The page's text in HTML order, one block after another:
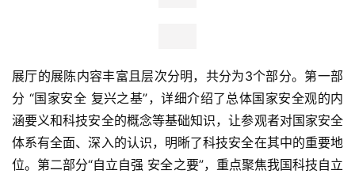
展厅的展陈内容丰富且层次分明，共分为3个部分。第一部
分 “国家安全 复兴之基”，详细介绍了总体国家安全观的内
涵要义和科技安全的概念等基础知识，让参观者对国家安全
体系有全面、深入的认识，明晰了科技安全在其中的重要地
位。第二部分“自立自强 安全之要”，重点聚焦我国科技自立